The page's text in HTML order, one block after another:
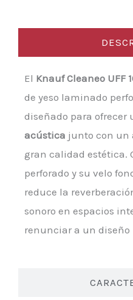
El Knauf Cleaneo UFF
de yeso laminado
diseñado para ofrecer
acústica junto con un
gran calidad estética.
perforado y su velo
reduce la
sonoro en espacios
renunciar a un diseño